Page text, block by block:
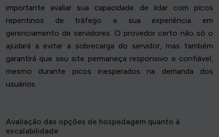
importante avaliar sua capacidade de lidar com picos
repentinos de tráfego e sua experiência em
gerenciamento de servidores. O provedor certo não só o
ajudará a evitar a sobrecarga do servidor, mas também
garantirá que seu site permaneça responsivo e confiável,
mesmo durante picos inesperados na demanda dos
usuários.
Avaliação das opções de hospedagem quanto à
escalabilidade